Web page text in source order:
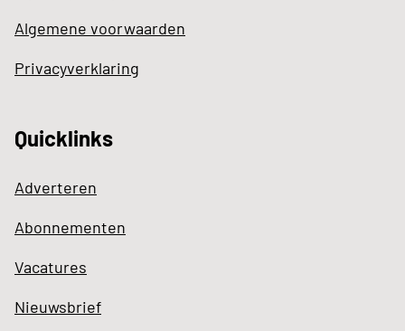
Algemene voorwaarden
Privacyverklaring
Quicklinks
Adverteren
Abonnementen
Vacatures
Nieuwsbrief